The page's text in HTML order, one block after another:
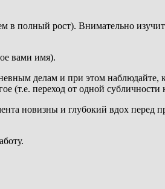
полный рост). Внимательно
вами имя).
делам и при этом
(т.е. переход от одной
новизны и глубокий вдох перед